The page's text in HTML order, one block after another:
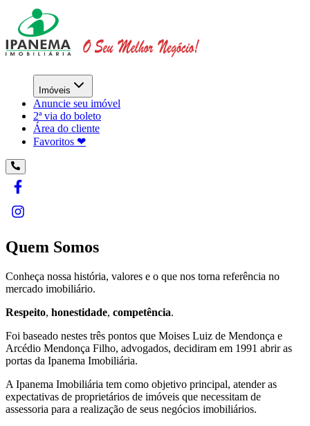
Imóveis
Anuncie seu imóvel
2ª via do boleto
Área do cliente
Favoritos ❤︎
Quem Somos
Conheça nossa história, valores e o que nos torna referência no
mercado imobiliário.
Respeito, honestidade, competência.
Foi baseado nestes três pontos que Moises Luiz de Mendonça e
Arcédio Mendonça Filho, advogados, decidiram em 1991 abrir as
portas da Ipanema Imobiliária.
A Ipanema Imobiliária tem como objetivo principal, atender as
expectativas de proprietários de imóveis que necessitam de
assessoria para a realização de seus negócios imobiliários.